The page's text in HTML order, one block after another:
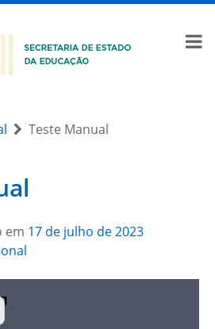
Teste Manual
em 17 de julho de 2023